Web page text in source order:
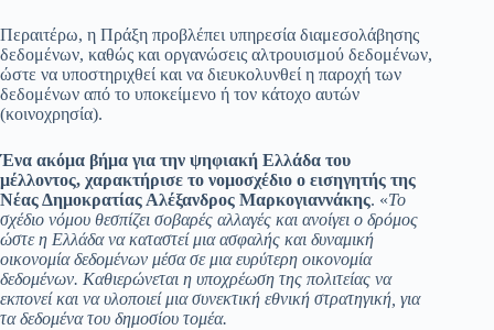
Περαιτέρω, η Πράξη προβλέπει υπηρεσία διαμεσολάβησης
δεδομένων, καθώς και οργανώσεις αλτρουισμού δεδομένων,
ώστε να υποστηριχθεί και να διευκολυνθεί η παροχή των
δεδομένων από το υποκείμενο ή τον κάτοχο αυτών
(κοινοχρησία).
Ένα ακόμα βήμα για την ψηφιακή Ελλάδα του
μέλλοντος, χαρακτήρισε το νομοσχέδιο ο εισηγητής της
Νέας Δημοκρατίας Αλέξανδρος Μαρκογιαννάκης. «Το
σχέδιο νόμου θεσπίζει σοβαρές αλλαγές και ανοίγει ο δρόμος
ώστε η Ελλάδα να καταστεί μια ασφαλής και δυναμική
οικονομία δεδομένων μέσα σε μια ευρύτερη οικονομία
δεδομένων. Καθιερώνεται η υποχρέωση της πολιτείας να
εκπονεί και να υλοποιεί μια συνεκτική εθνική στρατηγική, για
τα δεδομένα του δημοσίου τομέα.